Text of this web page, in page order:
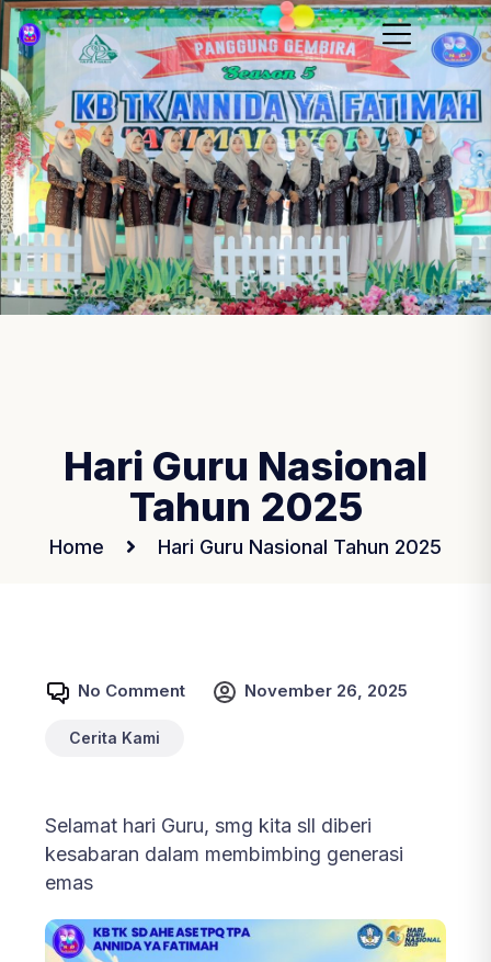
Hari Guru Nasional
Tahun 2025
Home Hari Guru Nasional Tahun 2025
No Comment November 26, 2025
Cerita Kami
Selamat hari Guru, smg kita sll diberi
kesabaran dalam membimbing generasi
emas